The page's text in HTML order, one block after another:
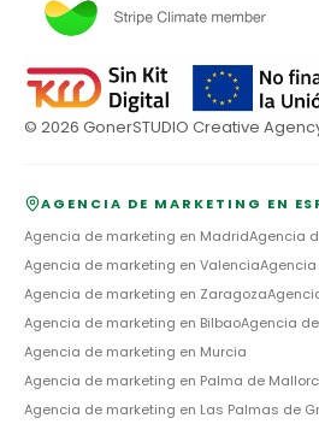
© 2026 GonerSTUDIO Creative
AGENCIA DE MARKETING EN
Agencia de marketing en MadridAgencia
Agencia de marketing en Valencia
Agencia de marketing en Zaragoza
Agencia de marketing en BilbaoAgencia
Agencia de marketing en Murcia
Agencia de marketing en Palma de
Agencia de marketing en Las Palmas de